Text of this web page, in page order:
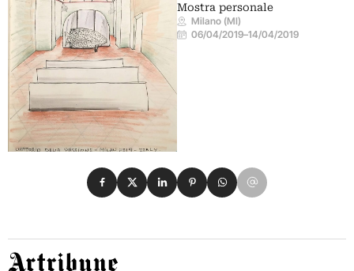
Mostra personale
Milano (MI)
06/04/2019–14/04/2019
Condividi su Facebook
Condividi su X
Condividi su LinkedIn
Condividi su Pinterest
Condividi su WhatsApp
Condividi su Email
Artribune